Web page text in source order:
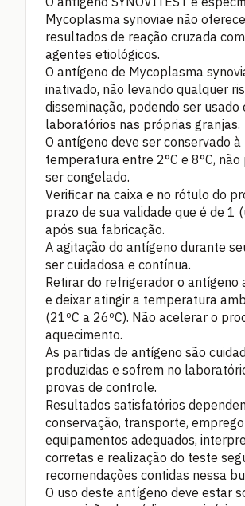
Mycoplasma synoviae não
resultados de reação cruzada
agentes etiológicos.
O antígeno de Mycoplasma
inativado, não levando qualquer
disseminação, podendo ser usado
laboratórios nas próprias granjas.
O antígeno deve ser conservado à
temperatura entre 2°C e 8°C, não
ser congelado.
Verificar na caixa e no rótulo do
prazo de sua validade que é de 1
após sua fabricação.
A agitação do antígeno durante
ser cuidadosa e contínua.
Retirar do refrigerador o antígeno
e deixar atingir a temperatura
(21ºC a 26ºC). Não acelerar o
aquecimento.
As partidas de antígeno são
produzidas e sofrem no
provas de controle.
Resultados satisfatórios
conservação, transporte,
equipamentos adequados,
corretas e realização do teste
recomendações contidas nessa
O uso deste antígeno deve estar